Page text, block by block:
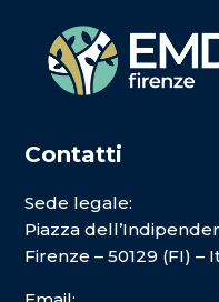
Contatti
Sede legale:
Piazza
Firenze – 50129 (FI) –